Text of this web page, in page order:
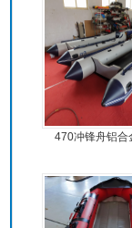
470冲锋舟铝合